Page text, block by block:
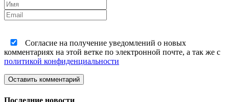
Согласие на получение уведомлений о новых
комментариях на этой ветке по электронной почте, а так же с
политикой конфиденциальности
Оставить комментарий
Последние новости